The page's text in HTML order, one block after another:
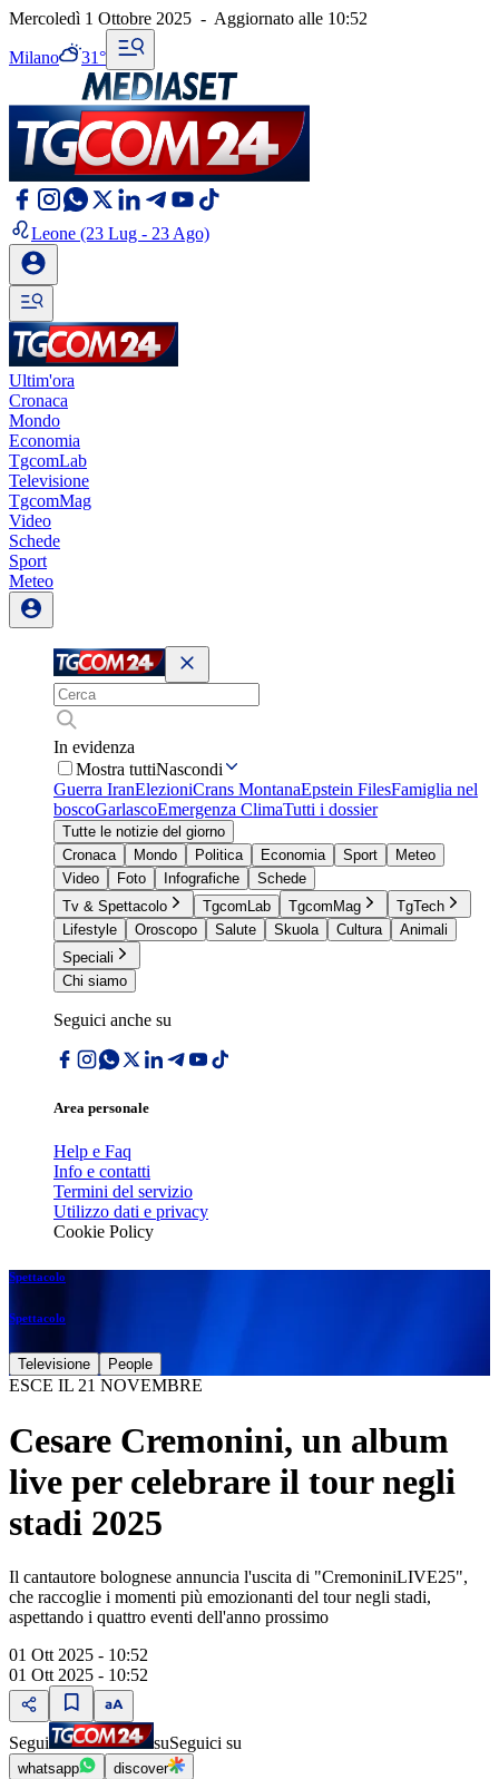
Mercoledì 1 Ottobre 2025 - Aggiornato alle 10:52
Milano 31°
Leone (23 Lug - 23 Ago)
Ultim'ora
Cronaca
Mondo
Economia
TgcomLab
Televisione
TgcomMag
Video
Schede
Sport
Meteo
In evidenza
Mostra tuttiNascondi
Guerra IranElezioniCrans MontanaEpstein FilesFamiglia nel
boscoGarlascoEmergenza ClimaTutti i dossier
Tutte le notizie del giorno
Cronaca
Mondo Politica Economia Sport
Meteo
Video
Foto Infografiche
Schede
Tv & Spettacolo
TgcomLab TgcomMag
TgTech
Lifestyle
Oroscopo Salute Skuola Cultura
Animali
Speciali
Chi siamo
Seguici anche su
Area personale
Help e Faq
Info e contatti
Termini del servizio
Utilizzo dati e privacy
Cookie Policy
Spettacolo
Spettacolo
Televisione People
ESCE IL 21 NOVEMBRE
Cesare Cremonini, un album
live per celebrare il tour negli
stadi 2025
Il cantautore bolognese annuncia l'uscita di "CremoniniLIVE25",
che raccoglie i momenti più emozionanti del tour negli stadi,
aspettando i quattro eventi dell'anno prossimo
01 Ott 2025 - 10:52
01 Ott 2025 - 10:52
Segui suSeguici su
whatsapp discover